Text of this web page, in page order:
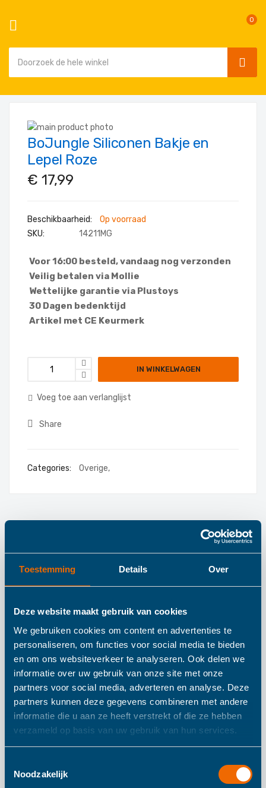
Toestemming Details Over
Deze website maakt gebruik van cookies
We gebruiken cookies om content en advertenties te
personaliseren, om functies voor social media te bieden
en om ons websiteverkeer te analyseren. Ook delen we
informatie over uw gebruik van onze site met onze
partners voor social media, adverteren en analyse. Deze
partners kunnen deze gegevens combineren met andere
informatie die u aan ze heeft verstrekt of die ze hebben
verzameld op basis van uw gebruik van hun services.
Noodzakelijk
0
inhoud
Ga
naar
het
einde
van
Ga
naar
begin
BoJungle Siliconen Bakje en
Lepel Roze
€ 17,99
Op voorraad
SKU
14211MG
Voor 16:00 besteld, vandaag nog verzonden
Veilig betalen via Mollie
Wettelijke garantie via Plustoys
30 Dagen bedenktijd
Artikel met CE Keurmerk
IN WINKELWAGEN
Voeg toe aan verlanglijst
Share
Categories: Overige,
BoJungle Siliconen
Bakje en Lepel Roze
Deze kom met zuignap en bijpassende lepel zorgt ervoor
dat het kind zelfstandig kan leren eten, zonder dat papa
of mama het bord vast hoeft te houden. Dankzij de
zuignap kan de kom niet bewegen en kan hij zeker niet
een lust voor het oog!